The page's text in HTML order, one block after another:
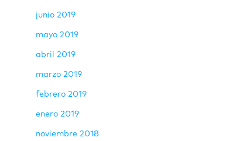
junio 2019
mayo 2019
abril 2019
marzo 2019
febrero 2019
enero 2019
noviembre 2018